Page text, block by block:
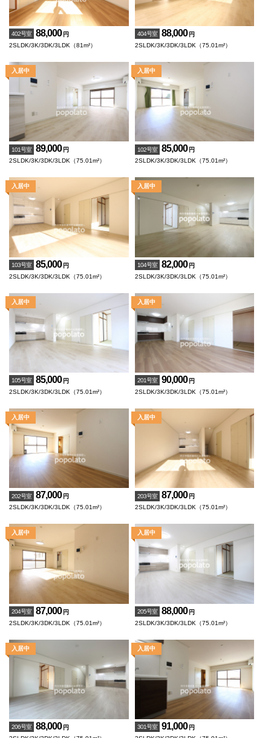
402号室 88,000 円
2SLDK/3K/3DK/3LDK（81m²）
404号室 88,000 円
2SLDK/3K/3DK/3LDK（75.01m²）
101号室 89,000 円
2SLDK/3K/3DK/3LDK（75.01m²）
102号室 85,000 円
2SLDK/3K/3DK/3LDK（75.01m²）
103号室 85,000 円
2SLDK/3K/3DK/3LDK（75.01m²）
104号室 82,000 円
2SLDK/3K/3DK/3LDK（75.01m²）
105号室 85,000 円
2SLDK/3K/3DK/3LDK（75.01m²）
201号室 90,000 円
2SLDK/3K/3DK/3LDK（75.01m²）
202号室 87,000 円
2SLDK/3K/3DK/3LDK（75.01m²）
203号室 87,000 円
2SLDK/3K/3DK/3LDK（75.01m²）
204号室 87,000 円
2SLDK/3K/3DK/3LDK（75.01m²）
205号室 88,000 円
2SLDK/3K/3DK/3LDK（75.01m²）
206号室 88,000 円
301号室 91,000 円